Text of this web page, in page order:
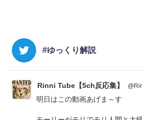
#ゆっくり解説
Rinni Tube【5ch反応集】
明日はこの動画あげま～す